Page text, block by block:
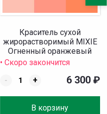
Краситель сухой
жирорастворимый MIXIE
Огненный оранжевый
1000 г
• Скоро закончится
-
+
В корзину
6 300 ₽